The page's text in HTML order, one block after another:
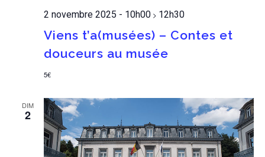
2 novembre 2025 - 10h00> 12h30
Viens t’a(musées) – Contes et
douceurs au musée
5€
DIM
2